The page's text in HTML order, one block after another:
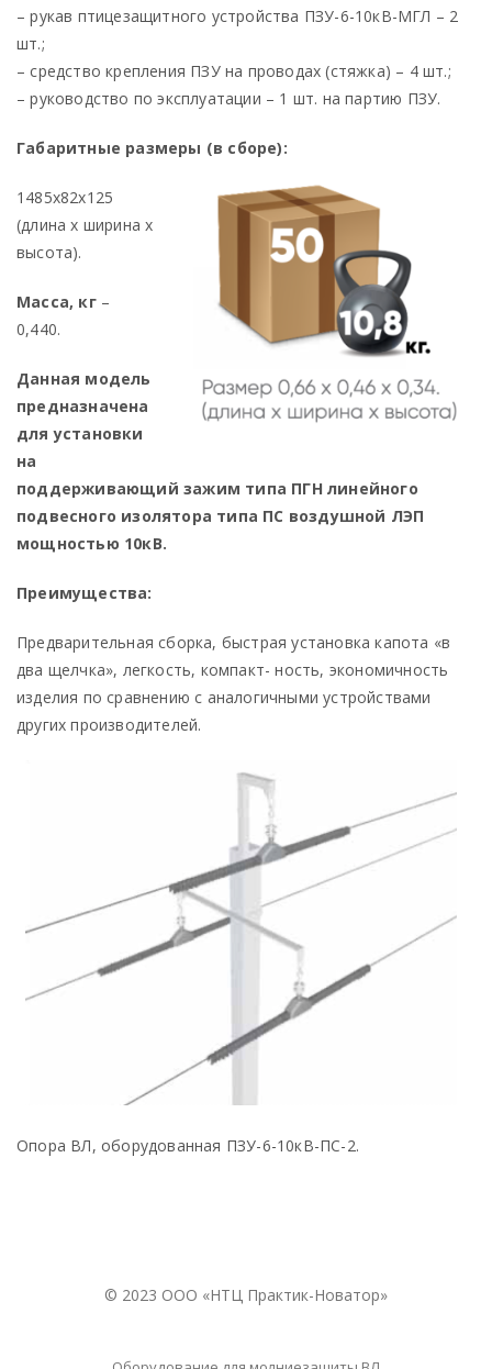
– рукав птицезащитного устройства ПЗУ-6-10кВ-МГЛ – 2
шт.;
– средство крепления ПЗУ на проводах (стяжка) – 4 шт.;
– руководство по эксплуатации – 1 шт. на партию ПЗУ.
Габаритные размеры (в сборе):
1485х82х125
(длина х ширина х
высота).
Масса, кг–
0,440.
Данная модель
предназначена
для установки
на
поддерживающий зажим типа ПГН линейного
подвесного изолятора типа ПС воздушной ЛЭП
мощностью 10кВ.
Преимущества:
Предварительная сборка, быстрая установка капота «в
два щелчка», легкость, компакт- ность, экономичность
изделия по сравнению с аналогичными устройствами
других производителей.
Опора ВЛ, оборудованная ПЗУ-6-10кВ-ПС-2.
© 2023 ООО «НТЦ Практик-Новатор»